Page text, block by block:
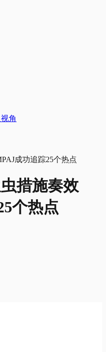
角
措施奏效
个热点